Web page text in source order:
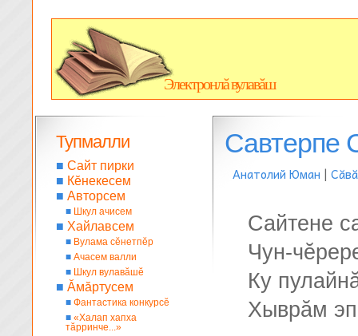
Электронлă вулавăш
Савтерпе
Анатолий Юман |
Сайтене
Чун-
Ку
Хыврăм
Тупмалли
■ Сайт пирки
■ Кĕнекесем
■ Авторсем
■ Шкул ачисем
■ Хайлавсем
■ Вулама сĕнетпĕр
■ Ачасем валли
■ Шкул вулавăшĕ
■ Ăмăртусем
■ Фантастика конкурсĕ
■ «Халап хапха
тăрринче...»